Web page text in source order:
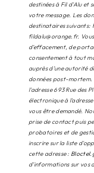
destinées à Fil d'Alu et
votre message. Les
destinataires suivants:
fildalu@orange.fr.
d’effacement, de
consentement à tout
auprès d’une autorité
données post-mortem.
l'adresse 693 Rue des
électronique à
vous être demandé.
prise de contact puis
probatoires et de
inscrire sur la liste
cette adresse :
d’informations sur vos